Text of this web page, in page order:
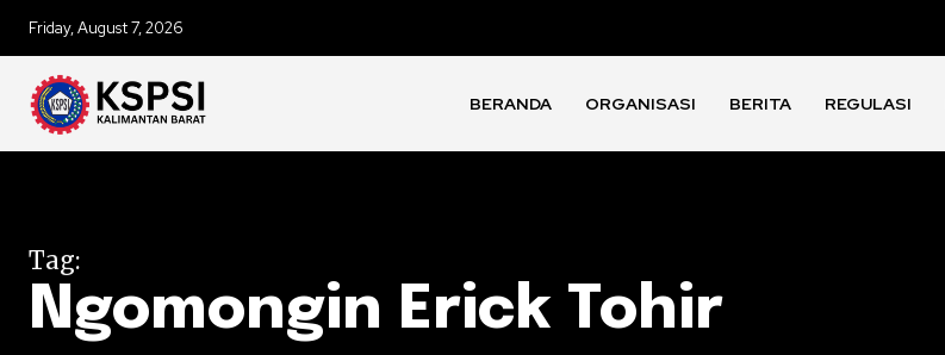
Friday, August 7, 2026
BERANDA ORGANISASI BERITA REGULASI
Tag:
Ngomongin Erick Tohir